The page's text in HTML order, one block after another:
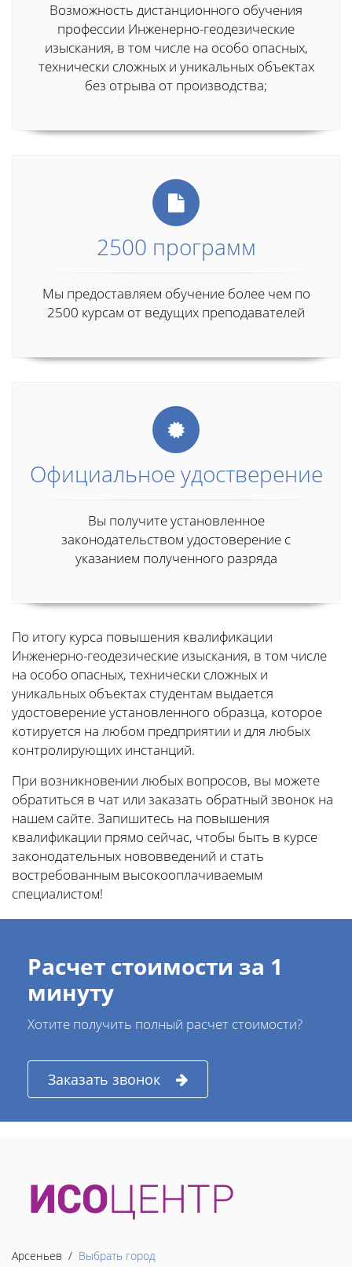
Возможность дистанционного обучения
профессии Инженерно-геодезические
изыскания, в том числе на особо опасных,
технически сложных и уникальных объектах
без отрыва от производства;
2500 программ
Мы предоставляем обучение более чем по
2500 курсам от ведущих преподавателей
Официальное удостверение
Вы получите установленное
законодательством удостоверение с
указанием полученного разряда
По итогу курса повышения квалификации
Инженерно-геодезические изыскания, в том числе
на особо опасных, технически сложных и
уникальных объектах студентам выдается
удостоверение установленного образца, которое
котируется на любом предприятии и для любых
контролирующих инстанций.
При возникновении любых вопросов, вы можете
обратиться в чат или заказать обратный звонок на
нашем сайте. Запишитесь на повышения
квалификации прямо сейчас, чтобы быть в курсе
законодательных нововведений и стать
востребованным высокооплачиваемым
специалистом!
Расчет стоимости за 1
минуту
Хотите получить полный расчет стоимости?
Заказать звонок
Арсеньев / Выбрать город